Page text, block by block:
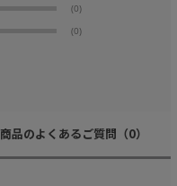
(0)
(0)
商品のよくあるご質問 （0）